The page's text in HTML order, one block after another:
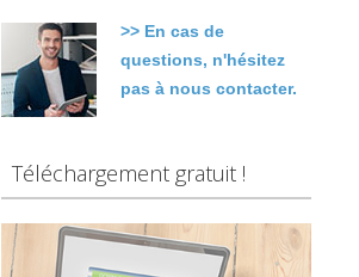
>> En cas de
questions, n'hésitez
pas à nous contacter.
Téléchargement gratuit !